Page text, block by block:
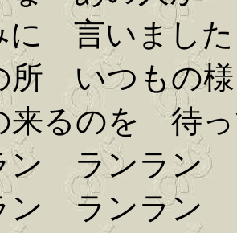
に 言いました
所 いつもの
来るのを 待
ン ランラン
ランラン